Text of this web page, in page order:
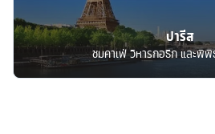
ปารีส
ชมคาเฟ่ วิหารกอธิก และ